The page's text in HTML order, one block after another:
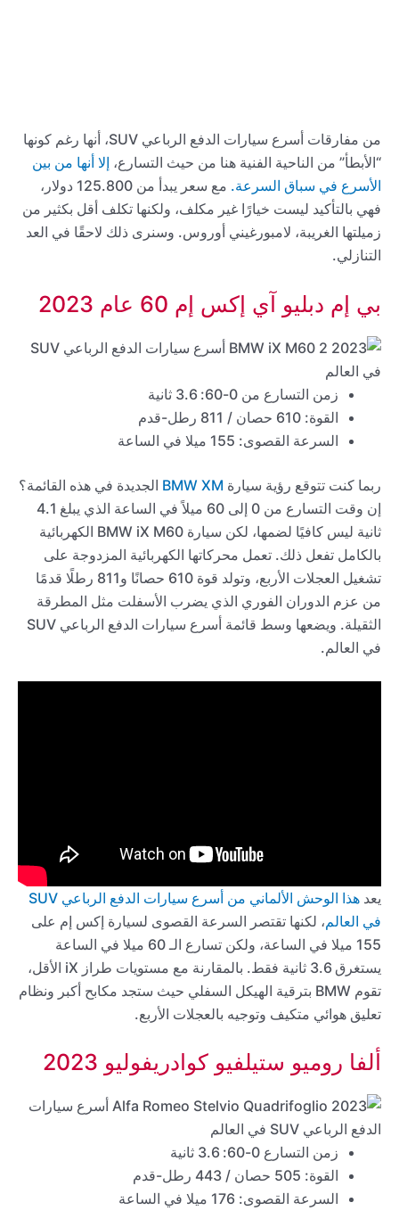
من مفارقات أسرع سيارات الدفع الرباعي SUV، أنها رغم كونها
“الأبطأ” من الناحية الفنية هنا من حيث التسارع، إلا أنها من بين
الأسرع في سباق السرعة.
مع سعر يبدأ من 125.800 دولار،
فهي بالتأكيد ليست خيارًا غير مكلف، ولكنها تكلف أقل بكثير من
زميلتها الغريبة، لامبورغيني أوروس. وسنرى ذلك لاحقًا في العد
التنازلي.
بي إم دبليو آي إكس إم 60 عام 2023
زمن التسارع من 0-60: 3.6 ثانية
القوة: 610 حصان / 811 رطل-قدم
السرعة القصوى: 155 ميلا في الساعة
ربما كنت تتوقع رؤية سيارة BMW XM الجديدة في هذه القائمة؟
إن وقت التسارع من 0 إلى 60 ميلاً في الساعة الذي يبلغ 4.1
ثانية ليس كافيًا لضمها، لكن سيارة BMW iX M60 الكهربائية
بالكامل تفعل ذلك. تعمل محركاتها الكهربائية المزدوجة على
تشغيل العجلات الأربع، وتولد قوة 610 حصانًا و811 رطلًا قدمًا
من عزم الدوران الفوري الذي يضرب الأسفلت مثل المطرقة
الثقيلة. ويضعها وسط قائمة أسرع سيارات الدفع الرباعي SUV
في العالم.
يعد
هذا الوحش الألماني من أسرع سيارات الدفع الرباعي SUV
في العالم، لكنها تقتصر السرعة القصوى لسيارة إكس إم على
155 ميلا في الساعة، ولكن تسارع الـ 60 ميلا في الساعة
يستغرق 3.6 ثانية فقط. بالمقارنة مع مستويات طراز iX الأقل،
تقوم BMW بترقية الهيكل السفلي حيث ستجد مكابح أكبر ونظام
تعليق هوائي متكيف وتوجيه بالعجلات الأربع.
ألفا روميو ستيلفيو كوادريفوليو 2023
زمن التسارع 0-60: 3.6 ثانية
القوة: 505 حصان / 443 رطل-قدم
السرعة القصوى: 176 ميلا في الساعة